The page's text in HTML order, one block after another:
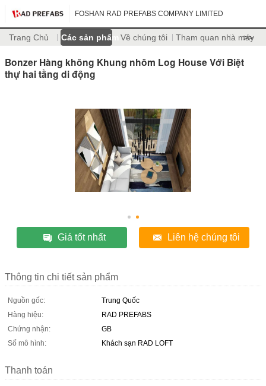
FOSHAN RAD PREFABS COMPANY LIMITED
Trang Chủ Các sản phẩm Về chúng tôi Tham quan nhà máy
>>
Bonzer Hàng không Khung nhôm Log House Với Biệt
thự hai tầng di động
Giá tốt nhất Liên hệ chúng tôi
Thông tin chi tiết sản phẩm
Nguồn gốc:
Trung Quốc
Hàng hiệu:
RAD PREFABS
Chứng nhận:
GB
Số mô hình:
Khách sạn RAD LOFT
Thanh toán